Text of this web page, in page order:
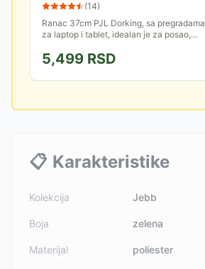
(14)
Ranac 37cm PJL Dorking, sa pregradama
za laptop i tablet, idealan je za posao,
gde je potrebna dobra...
5,499 RSD
📋 Karakteristike
Kolekcija Jebb
Boja zelena
Materijal poliester